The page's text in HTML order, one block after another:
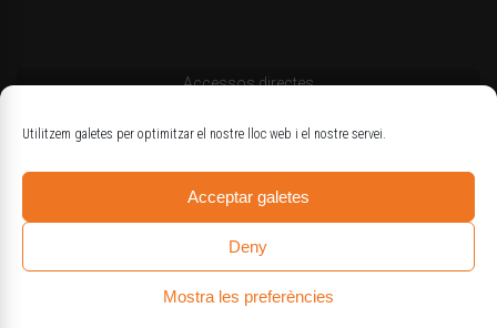
Utilitzem galetes per optimitzar el nostre lloc web i el nostre servei.
Acceptar galetes
Deny
Mostra les preferències
Accessos directes
Codi deontològic
Logotips oficials